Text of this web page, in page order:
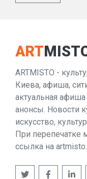
ART
ARTMISTO -
Киева, афиша,
актуальная
анонсы. Новости
искусство,
При перепечатке
ссылка на